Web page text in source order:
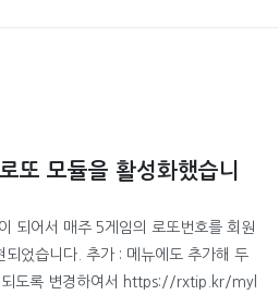
또 모듈을 활성화했습니
되어서 매주 5게임의 로또번호를 회원
되었습니다. 추가 : 메뉴에도 추가해 두
되도록 변경하여서 https://rxtip.kr/myl